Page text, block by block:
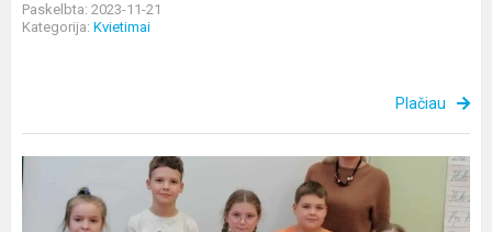
Paskelbta: 2023-11-21
Kategorija: Kvietimai
Plačiau
Koncertas
Cecilijos
dienai